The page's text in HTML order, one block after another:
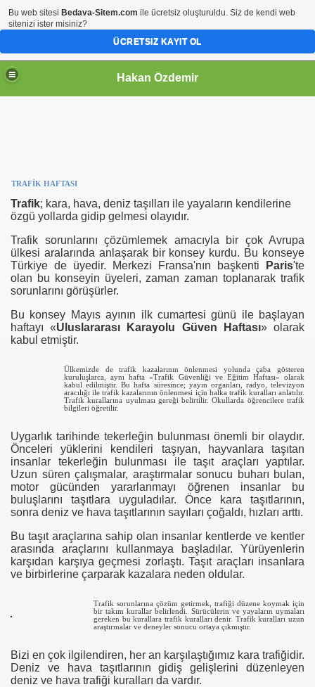
Hakan Özdemir
TRAFİK HAFTASI
Trafik; kara, hava, deniz taşılları ile yayaların kendilerine
özgü yollarda gidip gelmesi olayıdır.
Trafik sorunlarını çözümlemek amacıyla bir çok Avrupa
ülkesi aralarında anlaşarak bir konsey kurdu. Bu konseye
Türkiye de üyedir. Merkezi Fransa'nın başkenti
Paris'te
olan bu konseyin üyeleri, zaman zaman toplanarak trafik
sorunlarını görüşürler.
Bu konsey Mayıs ayının ilk cumartesi günü ile başlayan
haftayı «Uluslararası Karayolu Güven Haftası» olarak
kabul etmiştir.
Ülkemizde de trafik kazalarının önlenmesi yolunda çaba gösteren
kuruluşlarca, aynı hafta «Trafik Güvenliği ve Eğitim Haftası» olarak
kabul edilmiştir. Bu hafta süresince; yayın organları, radyo, televizyon
aracılığı ile trafik kazalarının önlenmesi için halka trafik kuralları anlatılır.
Trafik kurallarına uyulması gereği belirtilir. Okullarda öğrencilere trafik
bilgileri öğretilir.
Uygarlık tarihinde tekerleğin bulunması önemli bir olaydır.
Önceleri yüklerini kendileri taşıyan, hayvanlara taşıtan
insanlar tekerleğin bulunması ile taşıt araçları yaptılar.
Uzun süren çalışmalar, araştırmalar sonucu buharı bulan,
motor gücünden yararlanmayı öğrenen insanlar bu
buluşlarını taşıtlara uyguladılar. Önce kara taşıtlarının,
sonra deniz ve hava taşıtlarının sayıları çoğaldı, hızları arttı.
Bu taşıt araçlarına sahip olan insanlar kentlerde ve kentler
arasında araçlarını kullanmaya başladılar. Yürüyenlerin
karşıdan karşıya geçmesi zorlaştı. Taşıt araçları insanlara
ve birbirlerine çarparak kazalara neden oldular.
Trafik sorunlarına çözüm getirmek, trafiği düzene koymak için
bir takım kurallar belirlendi. Sürücülerin ve yayaların uymaları
gereken bu kurallara trafik kuralları denir. Trafik kuralları uzun
araştırmalar ve deneyler sonucu ortaya çıkmıştır.
Bizi en çok ilgilendiren, her an karşılaştığımız kara trafiğidir.
Deniz ve hava taşıtlarının gidiş gelişlerini düzenleyen
deniz ve hava trafiği kuralları da vardır.
Bu web sitesi Bedava-Sitem.com ile ücretsiz oluşturuldu. Siz de kendi web
sitenizi ister misiniz?
ÜCRETSIZ KAYIT OL